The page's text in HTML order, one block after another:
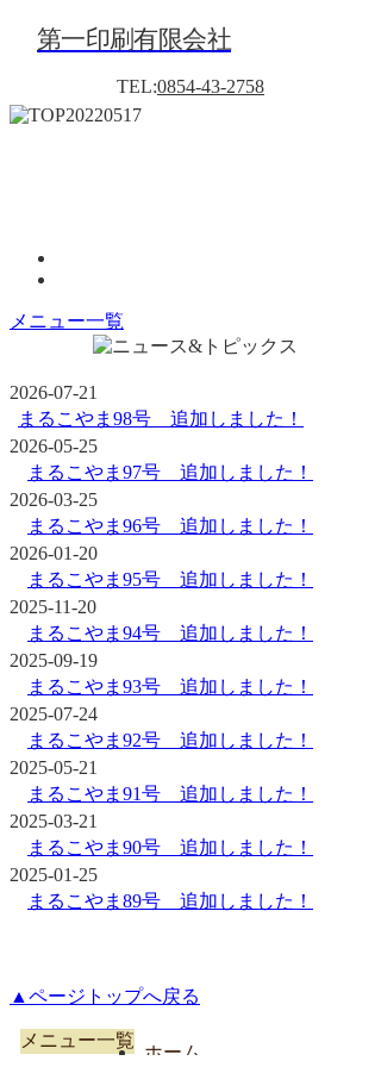
第一印刷有限会社
TEL:0854-43-2758
メニュー一覧
2026-07-21
まるこやま98号 追加しました！
2026-05-25
まるこやま97号 追加しました！
2026-03-25
まるこやま96号 追加しました！
2026-01-20
まるこやま95号 追加しました！
2025-11-20
まるこやま94号 追加しました！
2025-09-19
まるこやま93号 追加しました！
2025-07-24
まるこやま92号 追加しました！
2025-05-21
まるこやま91号 追加しました！
2025-03-21
まるこやま90号 追加しました！
2025-01-25
まるこやま89号 追加しました！
▲ページトップへ戻る
メニュー一覧
ホ​ー​ム​